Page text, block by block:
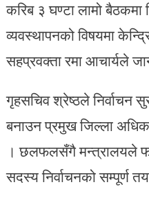
करिब ३ घण्टा लामो बैठकमा
व्यवस्थापनको विषयमा
सहप्रवक्ता रमा आचार्यले
गृहसचिव श्रेष्ठले निर्वाचन
बनाउन प्रमुख जिल्ला
। छलफलसँगै मन्त्रालयले
सदस्य निर्वाचनको सम्पूर्ण